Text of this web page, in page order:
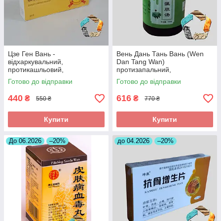
Цзе Ген Вань -
відхаркувальний,
протикашльовий,
протизапальний
Готово до відправки
440 ₴ 550 ₴
Купити
Вень Дань Тань Вань (Wen
Dan Tang Wan)
протизапальний,
знеболюючий, при
холециститі
Готово до відправки
616 ₴ 770 ₴
Купити
До 06.2026 –20% до 04.2026 –20%